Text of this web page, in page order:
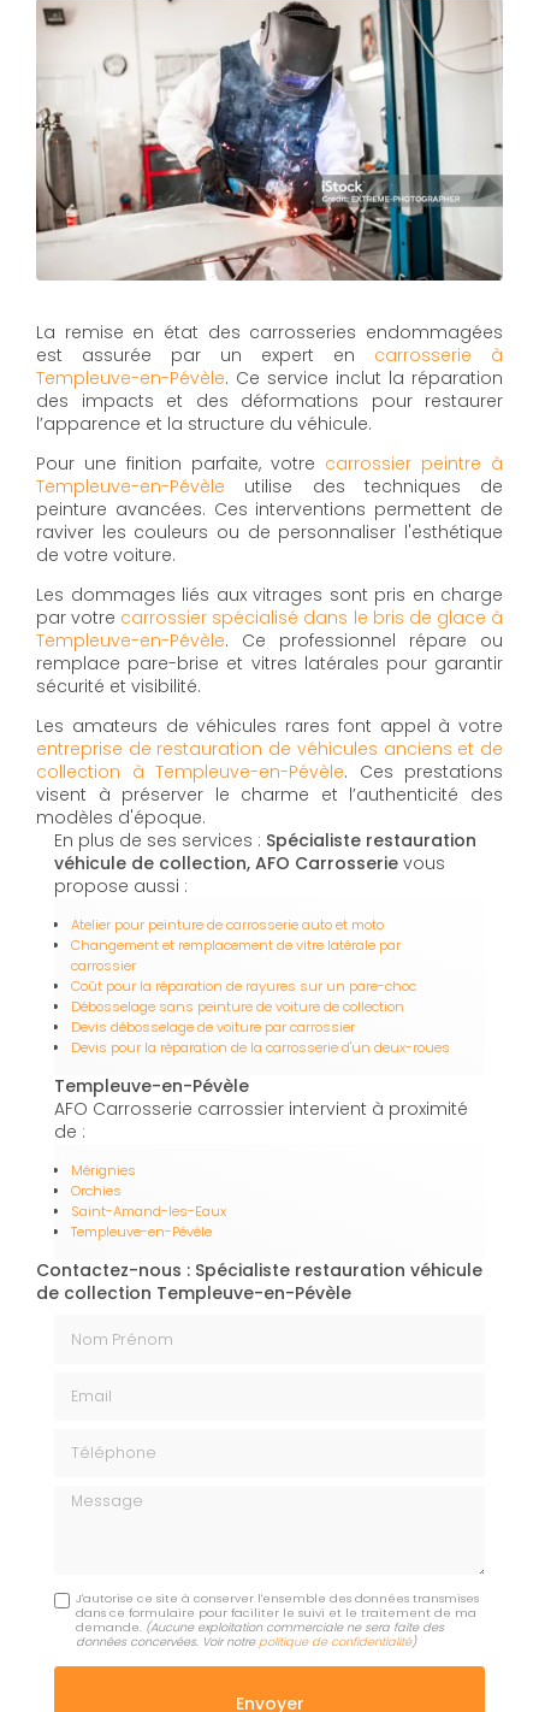
La remise en état des carrosseries endommagées
est assurée par un expert en carrosserie à
Templeuve-en-Pévèle. Ce service inclut la réparation
des impacts et des déformations pour restaurer
l’apparence et la structure du véhicule.
Pour une finition parfaite, votre carrossier peintre à
Templeuve-en-Pévèle utilise des techniques de
peinture avancées. Ces interventions permettent de
raviver les couleurs ou de personnaliser l'esthétique
de votre voiture.
Les dommages liés aux vitrages sont pris en charge
par votre carrossier spécialisé dans le bris de glace à
Templeuve-en-Pévèle. Ce professionnel répare ou
remplace pare-brise et vitres latérales pour garantir
sécurité et visibilité.
Les amateurs de véhicules rares font appel à votre
entreprise de restauration de véhicules anciens et de
collection à Templeuve-en-Pévèle. Ces prestations
visent à préserver le charme et l’authenticité des
modèles d'époque.
En plus de ses services : Spécialiste restauration
véhicule de collection, AFO Carrosserie vous
propose aussi :
Atelier pour peinture de carrosserie auto et moto
Changement et remplacement de vitre latérale par
carrossier
Coût pour la réparation de rayures sur un pare-choc
Débosselage sans peinture de voiture de collection
Devis débosselage de voiture par carrossier
Devis pour la réparation de la carrosserie d'un deux-roues
Templeuve-en-Pévèle
AFO Carrosserie carrossier intervient à proximité
de :
Mérignies
Orchies
Saint-Amand-les-Eaux
Templeuve-en-Pévèle
Contactez-nous : Spécialiste restauration véhicule
de collection Templeuve-en-Pévèle
Message
J'autorise ce site à conserver l'ensemble des données transmises
dans ce formulaire pour faciliter le suivi et le traitement de ma
demande. (Aucune exploitation commerciale ne sera faite des
données concervées. Voir notrepolitique de confidentialité)